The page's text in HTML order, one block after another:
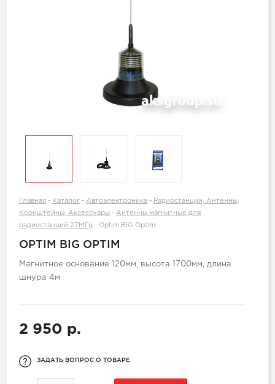
Главная - Каталог - Автоэлектроника - Радиостанции, Антенны,
Кронштейны, Аксессуары - Антенны магнитные для
радиостанций 27МГц - Optim BIG Optim
OPTIM BIG OPTIM
Магнитное основание 120мм, высота 1700мм, длина
шнура 4м
2 950 р.
ЗАДАТЬ ВОПРОС О ТОВАРЕ